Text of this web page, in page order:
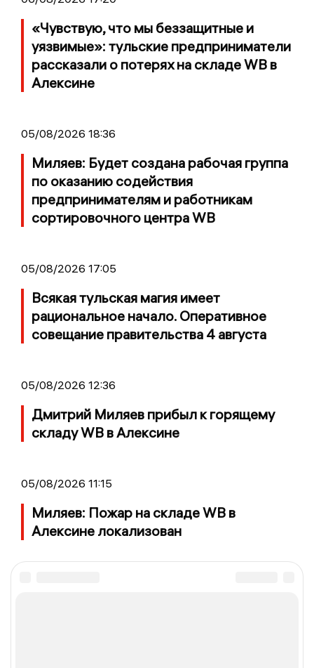
«Чувствую, что мы беззащитные и
уязвимые»: тульские предприниматели
рассказали о потерях на складе WB в
Алексине
05/08/2026 18:36
Миляев: Будет создана рабочая группа
по оказанию содействия
предпринимателям и работникам
сортировочного центра WB
05/08/2026 17:05
Всякая тульская магия имеет
рациональное начало. Оперативное
совещание правительства 4 августа
05/08/2026 12:36
Дмитрий Миляев прибыл к горящему
складу WB в Алексине
05/08/2026 11:15
Миляев: Пожар на складе WB в
Алексине локализован